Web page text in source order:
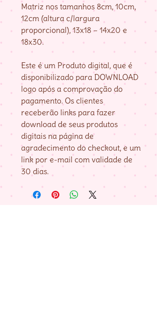
Matriz nos tamanhos 8cm, 10cm,
12cm (altura c/largura
proporcional), 13x18 – 14x20 e
18x30.
Este é um Produto digital, que é
disponibilizado para DOWNLOAD
logo após a comprovação do
pagamento. Os clientes
receberão links para fazer
download de seus produtos
digitais na página de
agradecimento do checkout, e um
link por e-mail com validade de
30 dias.